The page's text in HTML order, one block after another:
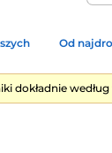
Od
dokładnie